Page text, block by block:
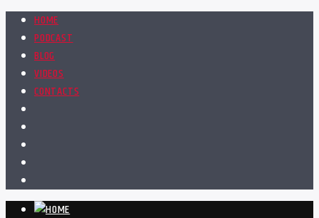
HOME
PODCAST
BLOG
VIDEOS
CONTACTS